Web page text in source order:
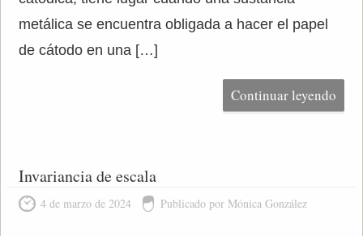
metálica se encuentra obligada a hacer el papel
de cátodo en una […]
Continuar leyendo
Invariancia de escala
4 de marzo de 2024 Publicado por Mónica González